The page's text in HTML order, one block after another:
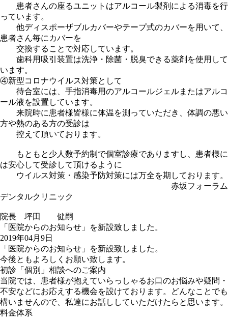
患者さんの座るユニットはアルコール製剤による消毒を行
っています。
他ディスポーザブルカバーやテープ式のカバーを用いて、
患者さん毎にカバーを
交換することで対応しています。
歯科用吸引装置は洗浄・除菌・脱臭できる薬剤を使用して
います。
④新型コロナウイルス対策として
待合室には、手指消毒用のアルコールジェルまたはアルコ
ール液を設置しています。
来院時に患者様皆様に体温を測っていただき、体調の悪い
方や熱のある方の受診は
控えて頂いております。
もともと少人数予約制で個室診療でありますし、患者様に
は安心して受診して頂けるように
ウイルス対策・感染予防対策には万全を期しております。
赤坂フォーラム
デンタルクリニック
院長 坪田 健嗣
「医院からのお知らせ」を新設致しました。
2019年04月9日
「医院からのお知らせ」を新設致しました。
今後ともよろしくお願い致します。
初診「個別」相談へのご案内
当院では、患者様が抱えていらっしゃるお口のお悩みや疑問・
不安などにお応えする機会を設けております。どんなことでも
構いませんので、私達にお話ししていただけたらと思います。
料金体系